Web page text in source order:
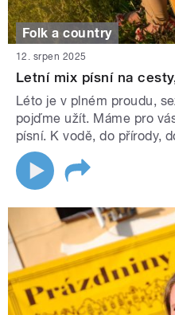
Folk a country
12. srpen 2025
Letní mix písní na
Léto je v plném proudu,
pojďme užít. Máme pro
písní. K vodě, do přírody,